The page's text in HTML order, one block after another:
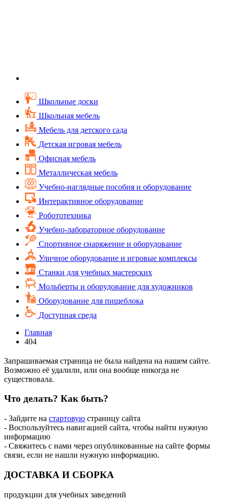
Школьные доски
Школьная мебель
Мебель для детского сада
Детская игровая мебель
Офисная мебель
Металлическая мебель
Учебно-наглядные пособия и оборудование
Интерактивное оборудование
Робототехника
Учебно-лабораторное оборудование
Спортивное снаряжение и оборудование
Уличное оборудование и игровые комплексы
Cтанки для учебных мастерских
Мольберты и оборудование для художников
Оборудование для пищеблока
Доступная среда
Главная
404
Запрашиваемая страница не была найдена на нашем сайте.
Возможно её удалили, или она вообще никогда не
существовала.
Что делать? Как быть?
- Зайдите на стартовую страницу сайта
- Воспользуйтесь навигацией сайта, чтобы найти нужную
информацию
- Свяжитесь с нами через опубликованные на сайте формы
связи, если не нашли нужную информацию.
ДОСТАВКА И СБОРКА
продукции для учебных заведений